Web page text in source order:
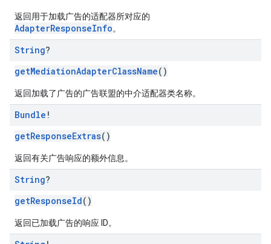
返回用于加载广告的适配器所对应的
AdapterResponseInfo。
String?
getMediationAdapterClassName()
返回加载了广告的广告联盟的中介适配器类名称。
Bundle !
getResponseExtras()
返回有关广告响应的额外信息。
String?
getResponseId()
返回已加载广告的响应 ID。